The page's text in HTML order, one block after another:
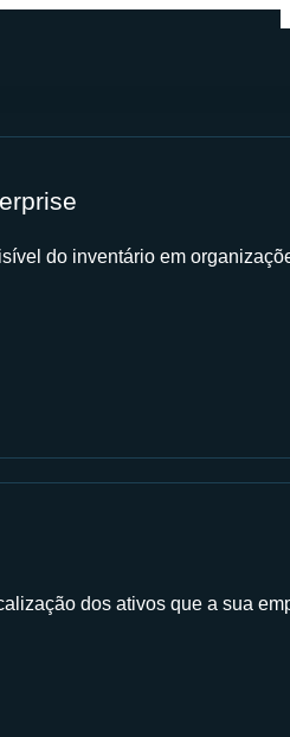
do inventário em
dos ativos que a sua